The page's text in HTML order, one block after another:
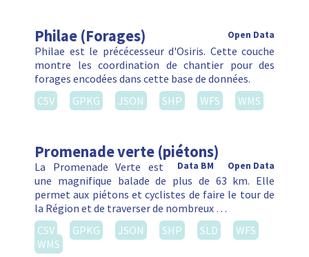
Philae (Forages) Open Data
Philae est le précécesseur d'Osiris. Cette couche
montre les coordination de chantier pour des
forages encodées dans cette base de données.
CSV
GPKG JSON SHP WFS WMS
Promenade verte (piétons)
Open Data
Data BM
La Promenade Verte est
une magnifique balade de plus de 63 km. Elle
permet aux piétons et cyclistes de faire le tour de
la Région et de traverser de nombreux …
CSV
GPKG JSON SHP SLD
WFS
WMS